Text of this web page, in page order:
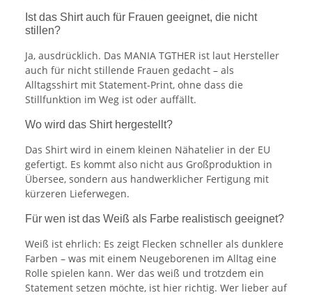
Ist das Shirt auch für Frauen geeignet, die nicht
stillen?
Ja, ausdrücklich. Das MANIA TGTHER ist laut Hersteller
auch für nicht stillende Frauen gedacht – als
Alltagsshirt mit Statement-Print, ohne dass die
Stillfunktion im Weg ist oder auffällt.
Wo wird das Shirt hergestellt?
Das Shirt wird in einem kleinen Nähatelier in der EU
gefertigt. Es kommt also nicht aus Großproduktion in
Übersee, sondern aus handwerklicher Fertigung mit
kürzeren Lieferwegen.
Für wen ist das Weiß als Farbe realistisch geeignet?
Weiß ist ehrlich: Es zeigt Flecken schneller als dunklere
Farben – was mit einem Neugeborenen im Alltag eine
Rolle spielen kann. Wer das weiß und trotzdem ein
Statement setzen möchte, ist hier richtig. Wer lieber auf